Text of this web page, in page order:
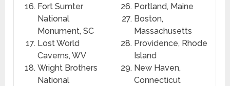
Fort Sumter
National
Monument, SC
Lost World
Caverns, WV
Wright Brothers
National
Portland, Maine
Boston,
Massachusetts
Providence, Rhode
Island
New Haven,
Connecticut